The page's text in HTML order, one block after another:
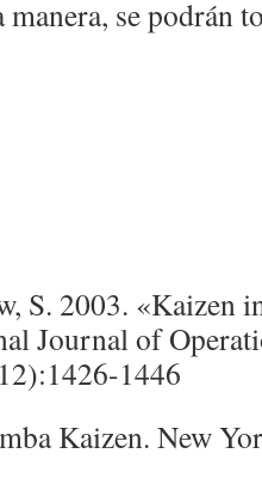
manera, se podrán
S. 2003. «Kaizen
Journal of
1446
Kaizen. New